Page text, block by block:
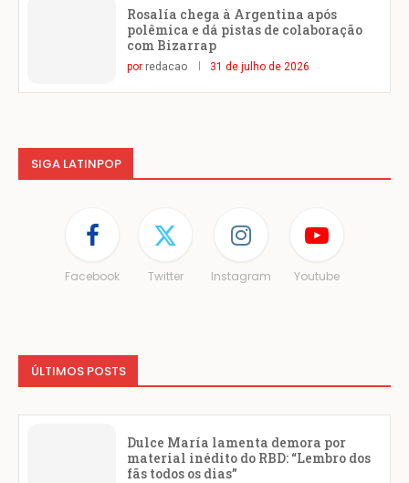
Rosalía chega à Argentina após
polêmica e dá pistas de colaboração
com Bizarrap
por redacao 31 de julho de 2026
SIGA LATINPOP
Facebook Twitter Instagram Youtube
ÚLTIMOS POSTS
Dulce María lamenta demora por
material inédito do RBD: “Lembro dos
fãs todos os dias”